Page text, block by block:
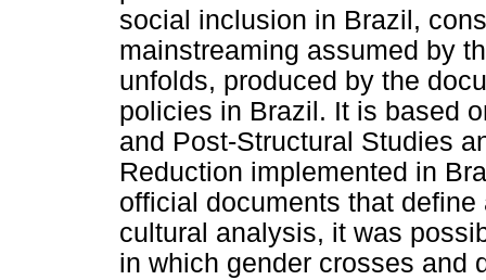
social inclusion in Brazil,
mainstreaming assumed by
unfolds, produced by the
policies in Brazil. It is based
and Post-Structural Studies
Reduction implemented in
official documents that
cultural analysis, it was
in which gender crosses and